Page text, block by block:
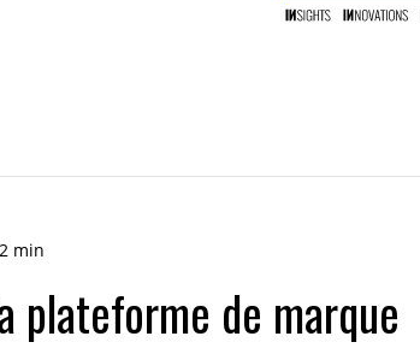
min
plateforme de marque